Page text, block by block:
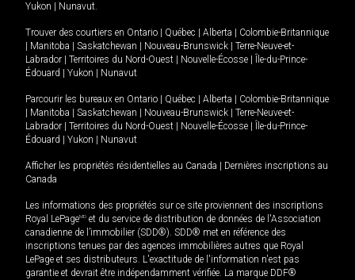
Yukon
Nunavut.
Trouver des courtiers en Ontario Québec Alberta
Colombie-Britannique
Manitoba Saskatchewan Nouveau-Brunswick
Terre-Neuve-et-
Labrador
Territoires du Nord-Ouest Nouvelle-Écosse
Île-du-Prince-
Édouard
Yukon Nunavut
Parcourir les bureaux en Ontario Québec Alberta
Colombie-Britannique
Manitoba Saskatchewan Nouveau-Brunswick
Terre-Neuve-et-
Labrador
Territoires du Nord-Ouest Nouvelle-Écosse
Île-du-Prince-
Édouard
Yukon Nunavut
Afficher les propriétés résidentielles au Canada
Dernières inscriptions au
Canada
Les informations des propriétés sur ce site proviennent des inscriptions
Royal LePageMD et du service de distribution de données de l'Association
canadienne de l’immobilier (SDD®). SDD® met en référence des
inscriptions tenues par des agences immobilières autres que Royal
LePage et ses distributeurs. L'exactitude de l'information n'est pas
garantie et devrait être indépendamment vérifiée. La marque DDF®